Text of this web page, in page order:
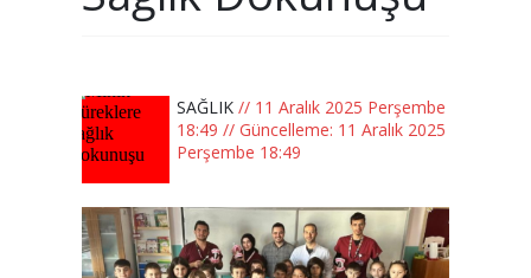
SAĞLIK // 11 Aralık 2025 Perşembe
18:49 // Güncelleme: 11 Aralık 2025
Perşembe 18:49